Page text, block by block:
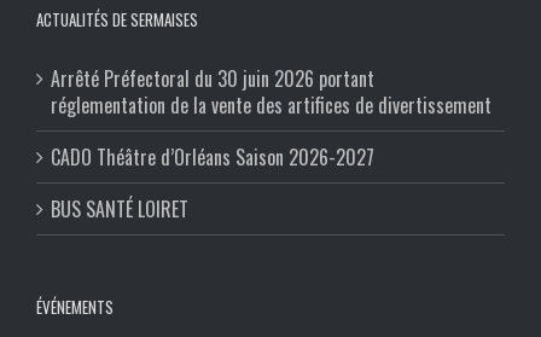
ACTUALITÉS DE SERMAISES
Arrêté Préfectoral du 30 juin 2026 portant
réglementation de la vente des artifices de divertissement
CADO Théâtre d’Orléans Saison 2026-2027
BUS SANTÉ LOIRET
ÉVÉNEMENTS